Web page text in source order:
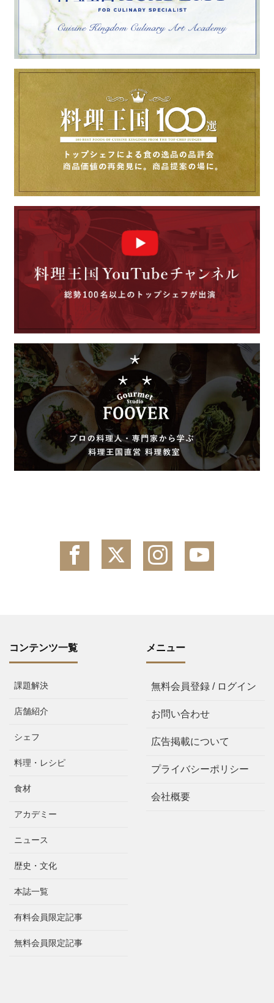
コンテンツ一覧
課題解決
店舗紹介
シェフ
料理・レシピ
食材
アカデミー
ニュース
歴史・文化
本誌一覧
有料会員限定記事
無料会員限定記事
メニュー
無料会員登録 / ログイン
お問い合わせ
広告掲載について
プライバシーポリシー
会社概要